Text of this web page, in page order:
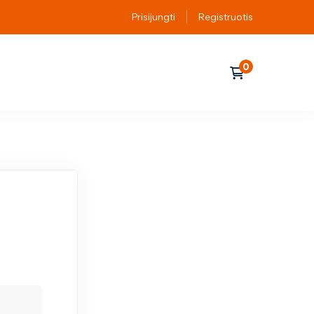
Prisijungti Registruotis